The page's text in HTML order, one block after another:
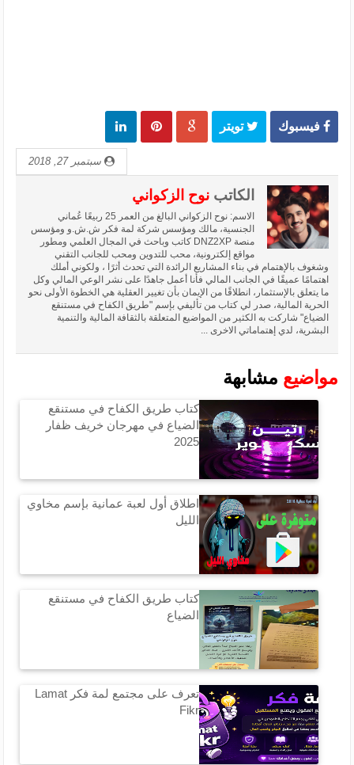
فيسبوك تويتر
سبتمبر 27, 2018
الكاتبنوح الزكواني
الاسم: نوح الزكواني البالغ من العمر 25 ربيعًا عُماني
الجنسية، مالك ومؤسس شركة لمة فكر ش.ش.و ومؤسس
منصة DNZ2XP كاتب وباحث في المجال العلمي ومطور
مواقع إلكترونية، محب للتدوين ومحب للجانب التقني
وشغوف بالإهتمام في بناء المشاريع الرائدة التي تحدث أثرًا ، ولكوني أملك
اهتمامًا عميقًا في الجانب المالي فأنا أعمل جاهدًا على نشر الوعي المالي وكل
ما يتعلق بالإستثمار، انطلاقًا من الإيمان بأن تغيير العقلية هي الخطوة الأولى نحو
الحرية المالية، صدر لي كتاب من تأليفي بإسم "طريق الكفاح في مستنقع
الضياع" شاركت به الكثير من المواضيع المتعلقة بالثقافة المالية والتنمية
البشرية، لدي إهتماماتي الاخرى ...
مواضيع مشابهة
كتاب طريق الكفاح في مستنقع
الضياع في مهرجان خريف ظفار
2025
اطلاق أول لعبة عمانية بإسم مخاوي
الليل
كتاب طريق الكفاح في مستنقع
الضياع
تعرف على مجتمع لمة فكر Lamat
Fikr